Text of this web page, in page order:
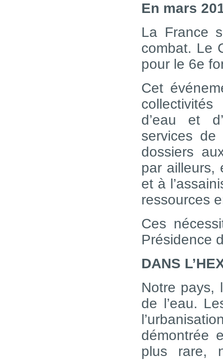
En mars
La France
combat. Le
pour le 6e
Cet
d’eau et
services de
dossiers
par ailleurs,
et à
ressources
Ces
Présidence
DANS
Notre pays,
de l’eau.
démontrée
plus rare,